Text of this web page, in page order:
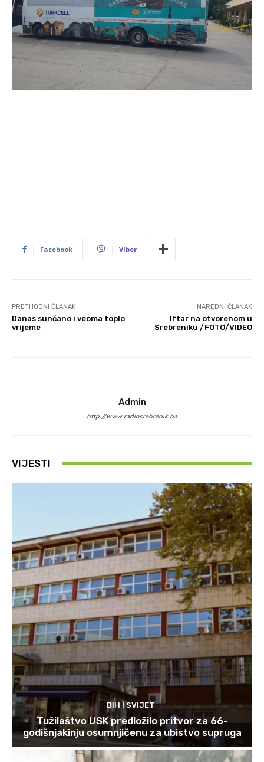
Facebook Viber
PRETHODNI ČLANAK
Danas sunčano i veoma toplo
vrijeme
NAREDNI ČLANAK
Iftar na otvorenom u
Srebreniku /FOTO/VIDEO
Admin
http://www.radiosrebrenik.ba
VIJESTI
BIH I SVIJET
Tužilaštvo USK predložilo pritvor za 66-
godišnjakinju osumnjičenu za ubistvo supruga